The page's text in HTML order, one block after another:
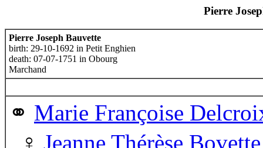
Pierre
Pierre Joseph Bauvette
birth: 29-10-1692 in Petit Enghien
death: 07-07-1751 in Obourg
Marchand
Marie Françoise
Jeanne Thérèse Bovette